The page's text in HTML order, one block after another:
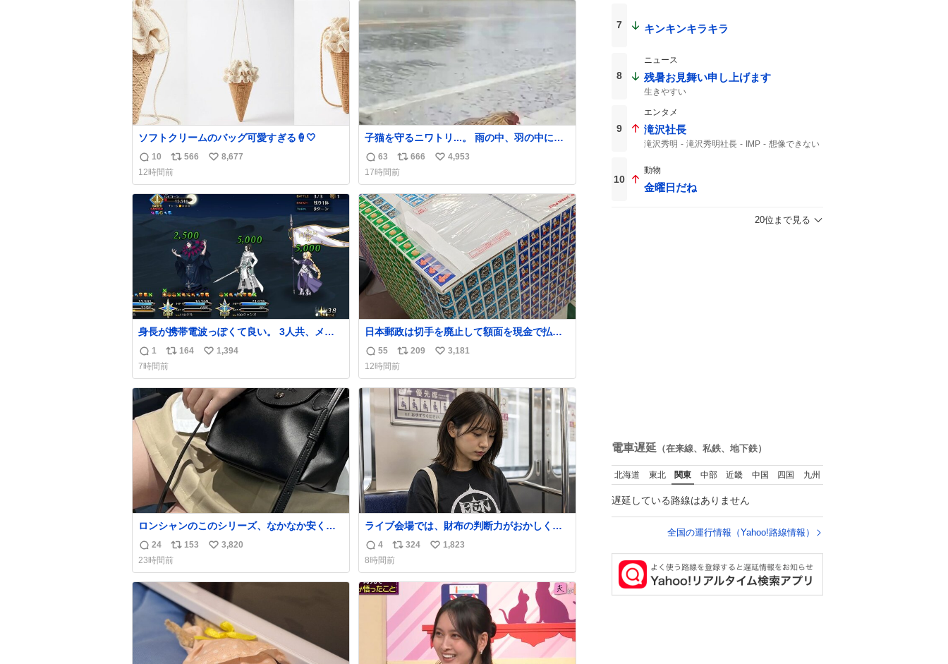
ソフトクリームのバッグ可愛すぎる🍦🤍
返
信
数
10
リ
ポ
ス
ト
566
い
ね
8,677
12時間前
子猫を守るニワトリ...。 雨の中、羽の中に子
猫を入れて守る姿に感動した！！ 愛は種族を
超える！
返
信
数
63
リ
ポ
ス
ト
数
666
い
ね
数
4,953
17時間前
身長が携帯電波っぽくて良い。 3人共、メッ
チャ強くなった。 しかし回復量凄いな。 📖
S.T.S⚔️🚩
返
信
数
1
リ
ポ
ス
ト
数
164
い
ね
数
1,394
7時間前
日本郵政は切手を廃止して額面を現金で払い
戻せ2026 #日本郵政 @JapanPostHD_PR
返
信
数
55
リ
ポ
ス
ト
数
209
い
ね
数
3,181
12時間前
ロンシャンのこのシリーズ、なかなか安くな
らないのにセール価格になってる🖤✨レザー
なのが反則級にかわいい。持ってるだけでコ
ーデが格上げされる。
返
信
数
24
リ
ポ
ス
ト
数
153
い
ね
数
3,820
23時間前
ライブ会場では、財布の判断力がおかしくな
る。
返
信
数
4
リ
ポ
ス
ト
数
324
い
ね
数
1,823
8時間前
7 キンキンキラキラ
8
ニュース
残暑お見舞い申し上げます
生きやすい
9
エンタメ
滝沢社長
滝沢秀明 滝沢秀明社長 IMP 想像できない
10
動物
金曜日だね
20位まで見る
電車遅延 （在来線、私鉄、地下鉄）
北海道 東北 関東 中部 近畿 中国 四国 九州
遅延している路線はありません
全国の運行情報（Yahoo!路線情報）